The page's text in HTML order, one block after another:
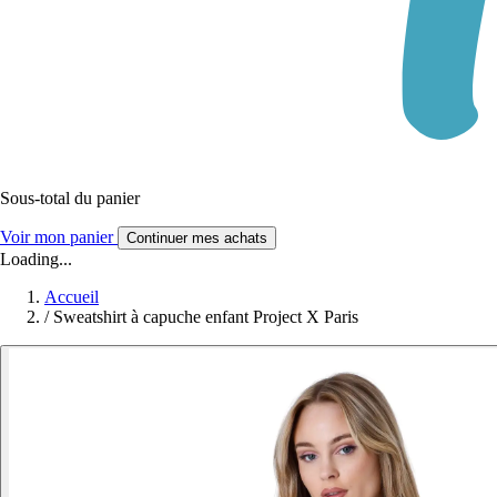
Sous-total du panier
Voir mon panier Continuer mes achats
Loading...
Accueil
/ Sweatshirt à capuche enfant Project X Paris